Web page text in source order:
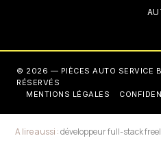
© 2026 — PIÈCES AUTO SERVICE
RÉSERVÉS
MENTIONS LÉGALES
A lire aussi :développeur full-stack